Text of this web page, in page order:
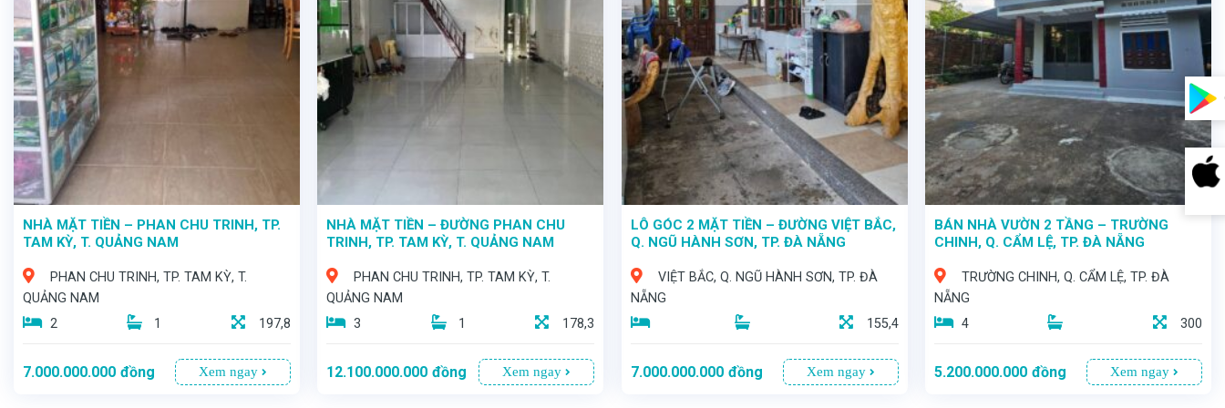
NHÀ MẶT TIỀN – PHAN CHU TRINH, TP.
TAM KỲ, T. QUẢNG NAM
PHAN CHU TRINH, TP. TAM KỲ, T.
QUẢNG NAM
2
1 197,8
7.000.000.000 đồng Xem ngay
NHÀ MẶT TIỀN – ĐƯỜNG PHAN CHU
TRINH, TP. TAM KỲ, T. QUẢNG NAM
PHAN CHU TRINH, TP. TAM KỲ, T.
QUẢNG NAM
3
1 178,3
12.100.000.000 đồng Xem ngay
LÔ GÓC 2 MẶT TIỀN – ĐƯỜNG VIỆT BẮC,
Q. NGŨ HÀNH SƠN, TP. ĐÀ NẴNG
VIỆT BẮC, Q. NGŨ HÀNH SƠN, TP. ĐÀ
NẴNG
155,4
7.000.000.000 đồng Xem ngay
BÁN NHÀ VƯỜN 2 TẦNG – TRƯỜNG
CHINH, Q. CẨM LỆ, TP. ĐÀ NẴNG
TRƯỜNG CHINH, Q. CẨM LỆ, TP. ĐÀ
NẴNG
4
300
5.200.000.000 đồng Xem ngay